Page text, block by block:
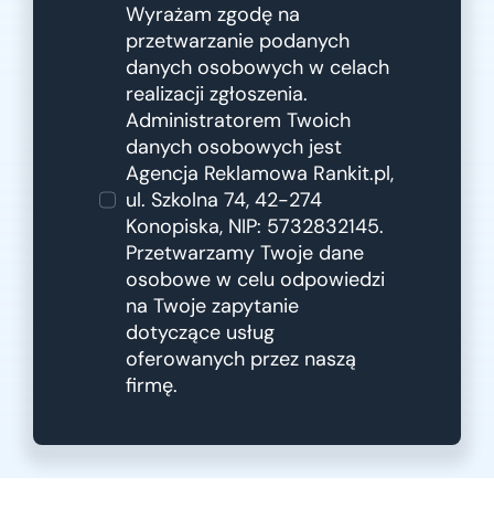
Wyrażam zgodę na
przetwarzanie podanych
danych osobowych w celach
realizacji zgłoszenia.
Administratorem Twoich
danych osobowych jest
Agencja Reklamowa Rankit.pl,
ul. Szkolna 74, 42-274
Konopiska, NIP: 5732832145.
Przetwarzamy Twoje dane
osobowe w celu odpowiedzi
na Twoje zapytanie
dotyczące usług
oferowanych przez naszą
firmę.